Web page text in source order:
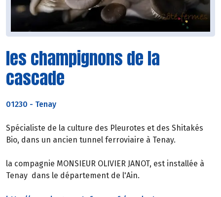
les champignons de la
cascade
01230 - Tenay
Spécialiste de la culture des Pleurotes et des Shitakés
Bio, dans un ancien tunnel ferroviaire à Tenay.
la compagnie MONSIEUR OLIVIER JANOT, est installée à
Tenay dans le département de l'Ain.